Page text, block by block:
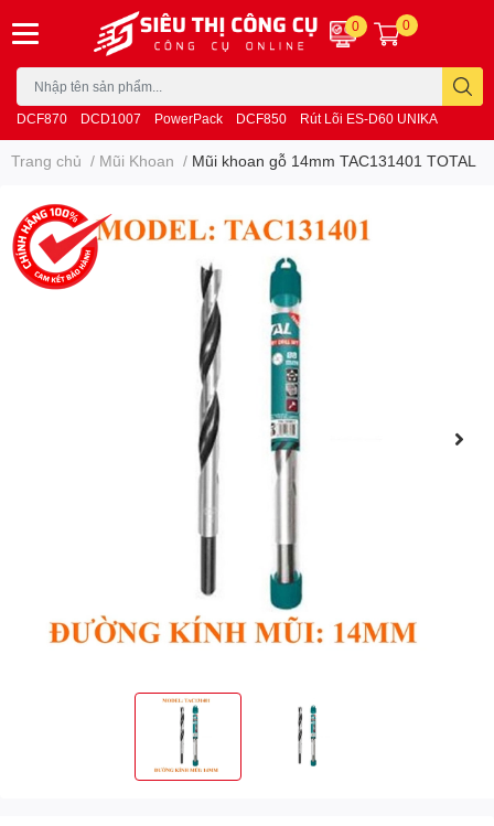
DCF870 DCD1007 PowerPack DCF850 Rút Lõi ES-D60 UNIKA
0 0
Trang chủ / Mũi Khoan / Mũi khoan gỗ 14mm TAC131401 TOTAL